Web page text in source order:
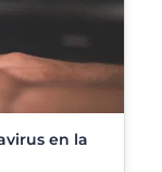
en la